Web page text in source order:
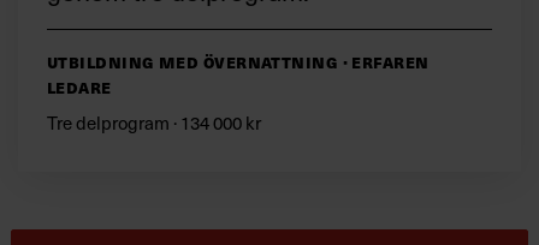
Utbildning med övernattning · Erfaren
ledare
Tre delprogram · 134 000 kr